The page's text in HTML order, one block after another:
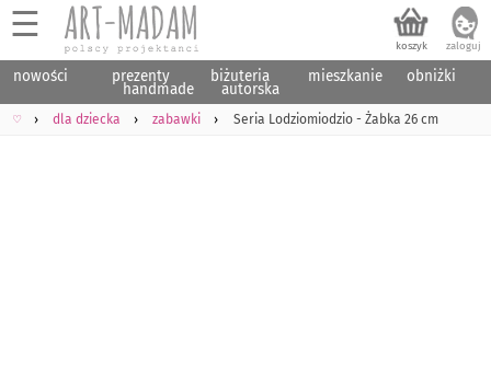
☰
nowości prezenty
handmade
biżuteria
autorska
mieszkanie obniżki
♡ dla dziecka zabawki Seria Lodziomiodzio - Żabka 26 cm